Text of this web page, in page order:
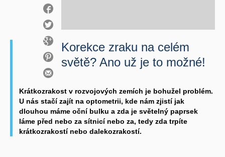
Korekce zraku na celém
světě? Ano už je to možné!
Krátkozrakost v rozvojových zemích je bohužel problém.
U nás stačí zajít na optometrii, kde nám zjistí jak
dlouhou máme oční bulku a zda je světelný paprsek
láme před nebo za sítnicí nebo za, tedy zda trpíte
krátkozrakostí nebo dalekozrakostí.